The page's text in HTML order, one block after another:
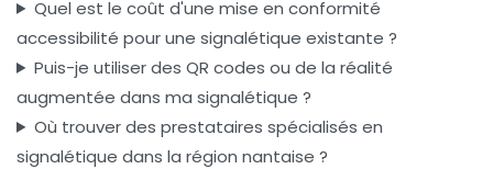
Quel est le coût d'une mise en conformité
accessibilité pour une signalétique existante ?
Puis-je utiliser des QR codes ou de la réalité
augmentée dans ma signalétique ?
Où trouver des prestataires spécialisés en
signalétique dans la région nantaise ?